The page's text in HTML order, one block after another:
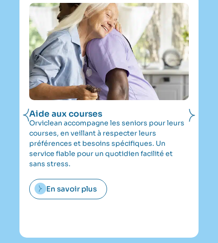
Aide aux courses
Orviclean accompagne les seniors pour leurs
courses, en veillant à respecter leurs
préférences et besoins spécifiques. Un
service fiable pour un quotidien facilité et
sans stress.
En savoir plus